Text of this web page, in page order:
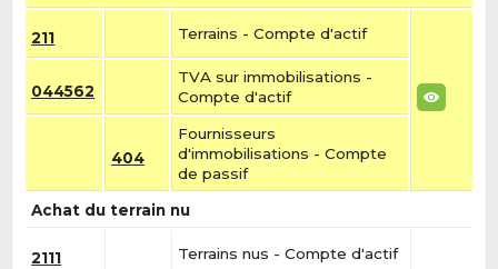
211 Terrains - Compte d'actif
044562
TVA sur immobilisations -
Compte d'actif
404
Fournisseurs
d'immobilisations - Compte
de passif
Achat du terrain nu
2111 Terrains nus - Compte d'actif